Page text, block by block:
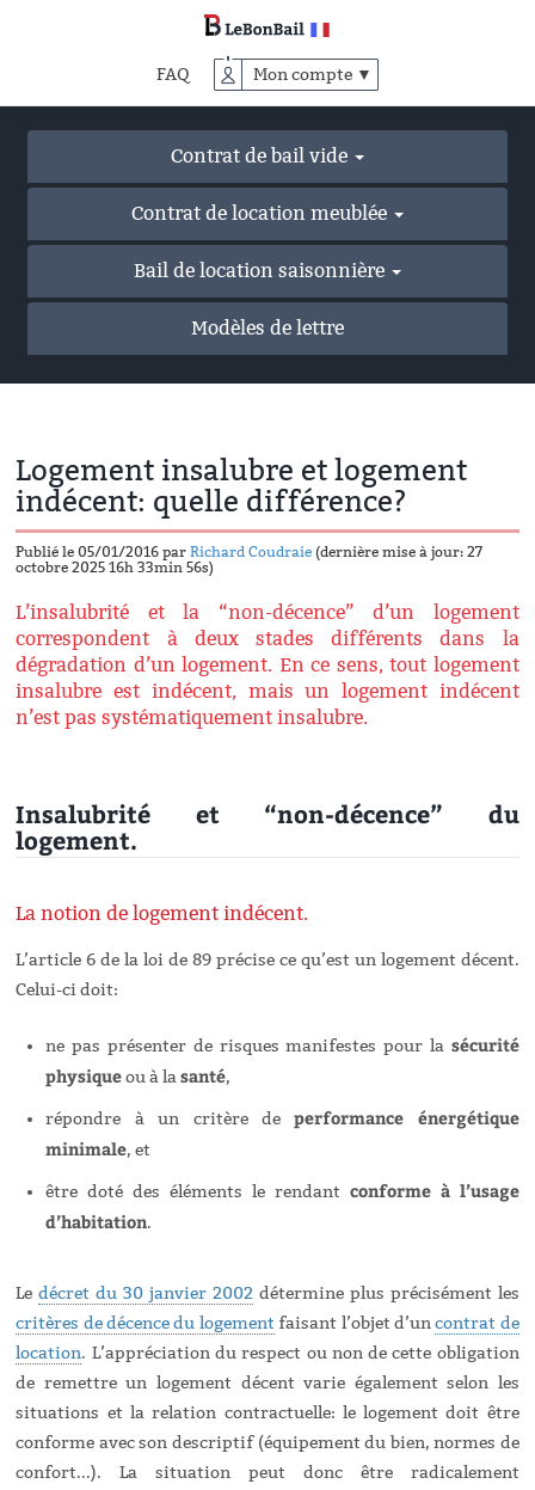
FAQ Mon compte ▼
Contrat de bail vide
Contrat de location meublée
Bail de location saisonnière
Modèles de lettre
Logement insalubre et logement
indécent: quelle différence?
Publié le 05/01/2016 parRichard Coudraie (dernière mise à jour: 27
octobre 2025 16h 33min 56s)
L’insalubrité et la “non-décence” d’un logement
correspondent à deux stades différents dans la
dégradation d’un logement. En ce sens, tout logement
insalubre est indécent, mais un logement indécent
n’est pas systématiquement insalubre.
Insalubrité et “non-décence” du
logement.
La notion de logement indécent.
L’article 6 de la loi de 89 précise ce qu’est un logement décent.
Celui-ci doit:
ne pas présenter de risques manifestes pour la sécurité
physiqueou à lasanté,
répondre à un critère deperformance énergétique
minimale, et
être doté des éléments le rendant conforme à l’usage
d’habitation.
Ledécret du 30 janvier 2002détermine plus précisément les
critères de décence du logement faisant l’objet d’uncontrat de
location. L’appréciation du respect ou non de cette obligation
de remettre un logement décent varie également selon les
situations et la relation contractuelle: le logement doit être
conforme avec son descriptif (équipement du bien, normes de
confort...). La situation peut donc être radicalement